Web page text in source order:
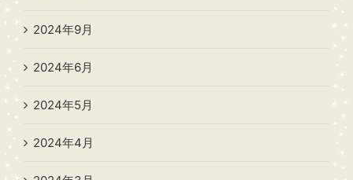
2024年9月
2024年6月
2024年5月
2024年4月